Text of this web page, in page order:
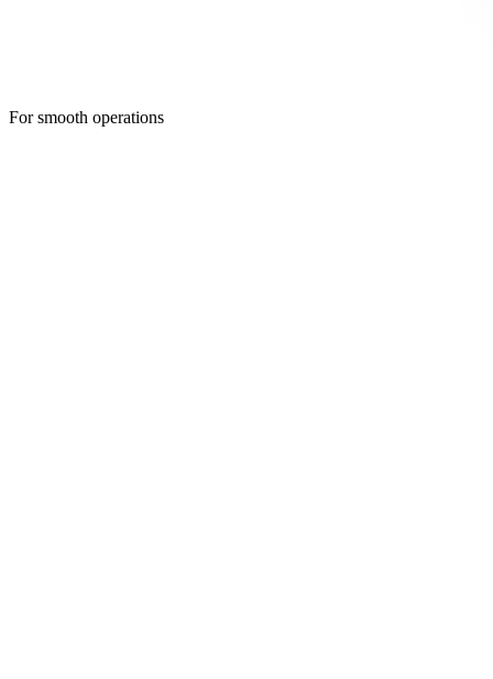
For smooth operations